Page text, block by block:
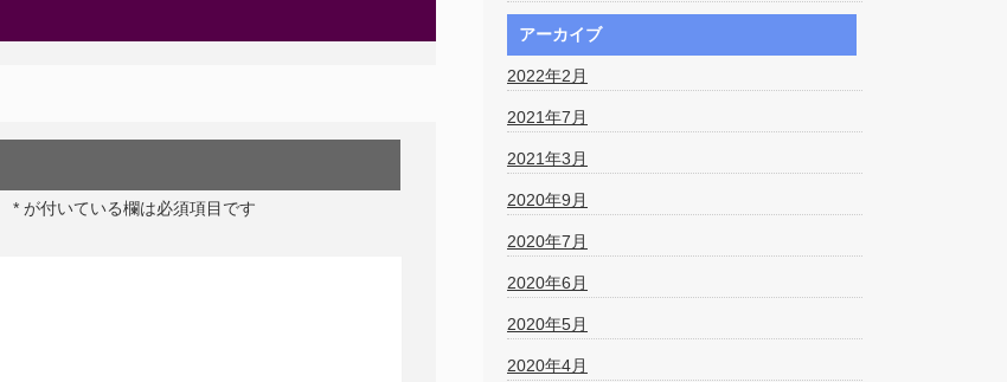
* が付いている欄は必須項目です
アーカイブ
2022年2月
2021年7月
2021年3月
2020年9月
2020年7月
2020年6月
2020年5月
2020年4月